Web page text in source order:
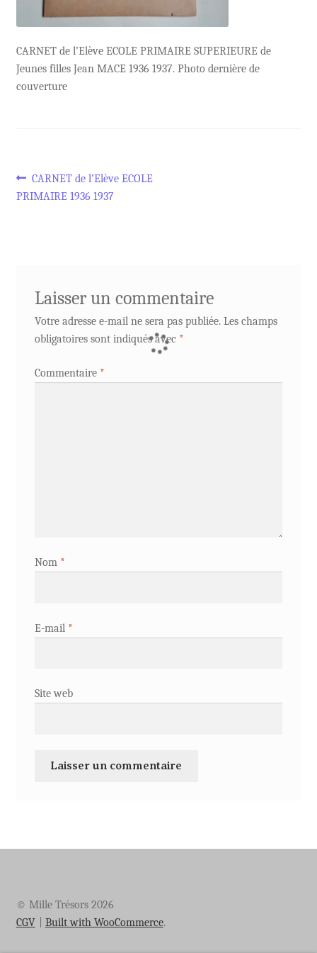
CARNET de l’Elève ECOLE PRIMAIRE SUPERIEURE de
Jeunes filles Jean MACE 1936 1937. Photo dernière de
couverture
Navigation
Article
précédent :
CARNET de l’Elève ECOLE
PRIMAIRE 1936 1937
Laisser un commentaire
Votre adresse e-mail ne sera pas publiée. Les champs
obligatoires sont indiqués avec *
Commentaire *
Nom *
E-mail *
Site web
© Mille Trésors 2026
CGV
Built with WooCommerce.